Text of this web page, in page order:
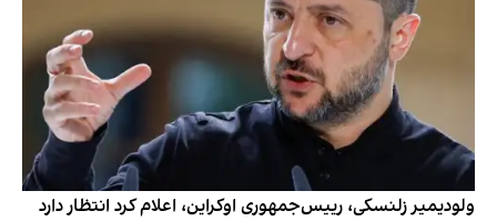
ولودیمیر زلنسکی، رییس‌جمهوری اوکراین، اعلام کرد انتظار دارد